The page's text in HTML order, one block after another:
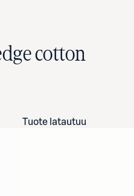
cotton
Tuote latautuu